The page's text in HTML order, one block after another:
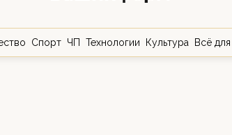
Спорт ЧП Технологии Культура Всё